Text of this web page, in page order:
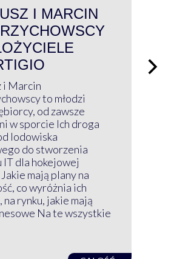
I MARCIN
i Marcin
to młodzi
od zawsze
w sporcie Ich droga
lodowiska
do stworzenia
IT dla hokejowej
mają plany na
co wyróżnia ich
rynku, jakie mają
Na te wszystkie